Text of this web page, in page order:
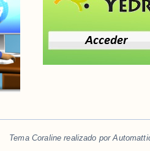
Tema Coraline realizado por